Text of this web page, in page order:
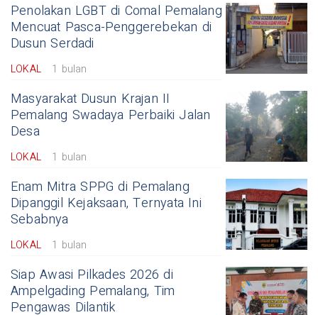
Penolakan LGBT di Comal Pemalang
Mencuat Pasca-Penggerebekan di
Dusun Serdadi
LOKAL 1 bulan
Masyarakat Dusun Krajan II
Pemalang Swadaya Perbaiki Jalan
Desa
LOKAL 1 bulan
Enam Mitra SPPG di Pemalang
Dipanggil Kejaksaan, Ternyata Ini
Sebabnya
LOKAL 1 bulan
Siap Awasi Pilkades 2026 di
Ampelgading Pemalang, Tim
Pengawas Dilantik